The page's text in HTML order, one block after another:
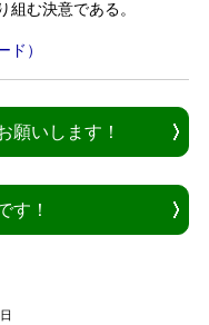
組む決意である。
）
願いします！
す！